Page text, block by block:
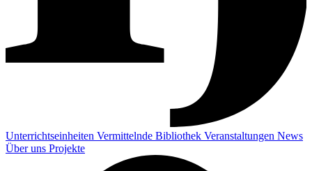
Unterrichtseinheiten Vermittelnde Bibliothek Veranstaltungen News
Über uns Projekte